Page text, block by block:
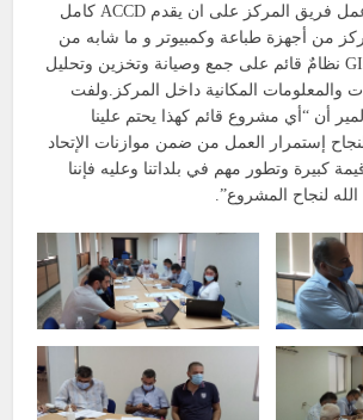
المتطوعين وتنظيم عمل فريق المركز على ان يقدم ACCD كامل
من أجهزة طباعة وكمبيوتر و ما شابه من
مستلزمات.ونظام GIS نظامٌ قائم على جمع وصيانة وتخزين وتحليل
والمعلومات المكانية داخل المركز.ولفت
أن “أي مشروع قائم كهذا يحتم علينا
إستمرار العمل من ضمن موازنات الإتحاد
كبيرة وتطور مهم في بلداتنا وعليه فإننا
لنجاح المشروع”.